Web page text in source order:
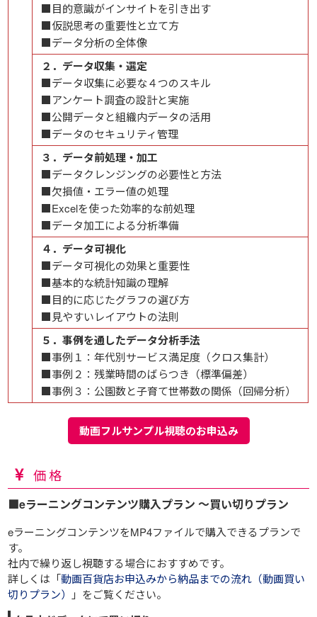
■目的意識がインサイトを引き出す
■仮説思考の重要性と立て方
■データ分析の全体像
２．データ収集・選定
■データ収集に必要な４つのスキル
■アンケート調査の設計と実施
■公開データと組織内データの活用
■データのセキュリティ管理
３．データ前処理・加工
■データクレンジングの必要性と方法
■欠損値・エラー値の処理
■Excelを使った効率的な前処理
■データ加工による分析準備
４．データ可視化
■データ可視化の効果と重要性
■基本的な統計知識の理解
■目的に応じたグラフの選び方
■見やすいレイアウトの法則
５．事例を通したデータ分析手法
■事例１：年代別サービス満足度（クロス集計）
■事例２：残業時間のばらつき（標準偏差）
■事例３：公園数と子育て世帯数の関係（回帰分析）
動画フルサンプル視聴のお申込み
価格
■eラーニングコンテンツ購入プラン ～買い切りプラン
eラーニングコンテンツをMP4ファイルで購入できるプランで
す。
社内で繰り返し視聴する場合におすすめです。
詳しくは「動画百貨店お申込みから納品までの流れ（動画買い
切りプラン）
」をご覧ください。